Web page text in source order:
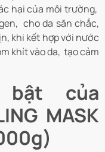
hại của môi trường,
cho da săn chắc,
khi kết hợp với nước
khít vào da, tạo cảm
của
MASK